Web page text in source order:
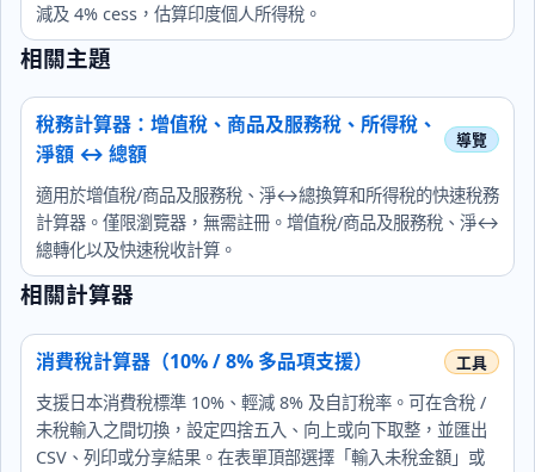
減及 4% cess，估算印度個人所得稅。
相關主題
稅務計算器：增值稅、商品及服務稅、所得稅、
淨額 ↔ 總額
適用於增值稅/商品及服務稅、淨↔總換算和所得稅的快速稅務
計算器。僅限瀏覽器，無需註冊。增值稅/商品及服務稅、淨↔
總轉化以及快速稅收計算。
相關計算器
消費稅計算器（10% / 8% 多品項支援）
支援日本消費稅標準 10%、輕減 8% 及自訂稅率。可在含稅 /
未稅輸入之間切換，設定四捨五入、向上或向下取整，並匯出
CSV、列印或分享結果。在表單頂部選擇「輸入未稅金額」或